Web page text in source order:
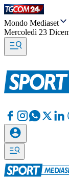
Mondo Mediaset
Mercoledì 23